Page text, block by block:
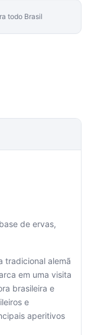
todo Brasil
de ervas,
tradicional alemã
em uma visita
brasileira e
e
aperitivos